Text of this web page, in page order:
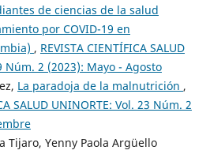
de ciencias de la salud
por COVID-19 en
, REVISTA CIENTÍFICA SALUD
Núm. 2 (2023): Mayo - Agosto
La paradoja de la malnutrición ,
SALUD UNINORTE: Vol. 23 Núm. 2
Tijaro, Yenny Paola Argüello